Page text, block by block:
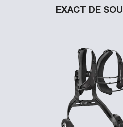
EXACT DE